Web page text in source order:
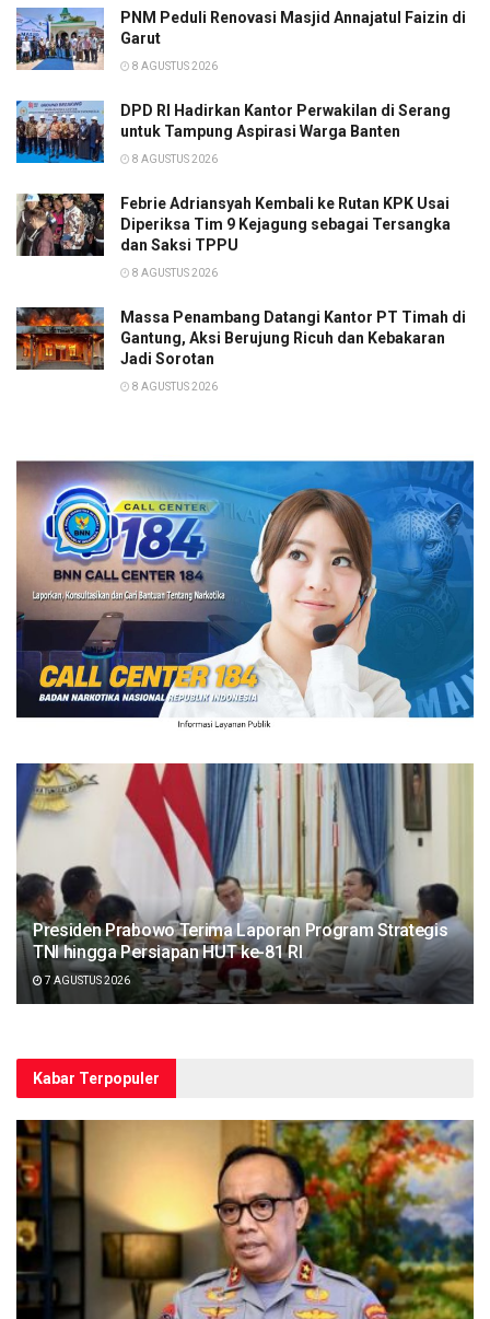
PNM Peduli Renovasi Masjid Annajatul Faizin di
Garut
8 AGUSTUS 2026
DPD RI Hadirkan Kantor Perwakilan di Serang
untuk Tampung Aspirasi Warga Banten
8 AGUSTUS 2026
Febrie Adriansyah Kembali ke Rutan KPK Usai
Diperiksa Tim 9 Kejagung sebagai Tersangka
dan Saksi TPPU
8 AGUSTUS 2026
Massa Penambang Datangi Kantor PT Timah di
Gantung, Aksi Berujung Ricuh dan Kebakaran
Jadi Sorotan
8 AGUSTUS 2026
Presiden Prabowo Terima Laporan Program Strategis
TNI hingga Persiapan HUT ke-81 RI
7 AGUSTUS 2026
Kabar Terpopuler